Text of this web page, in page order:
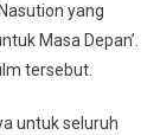
yang
Masa Depan’.
tersebut.
untuk seluruh